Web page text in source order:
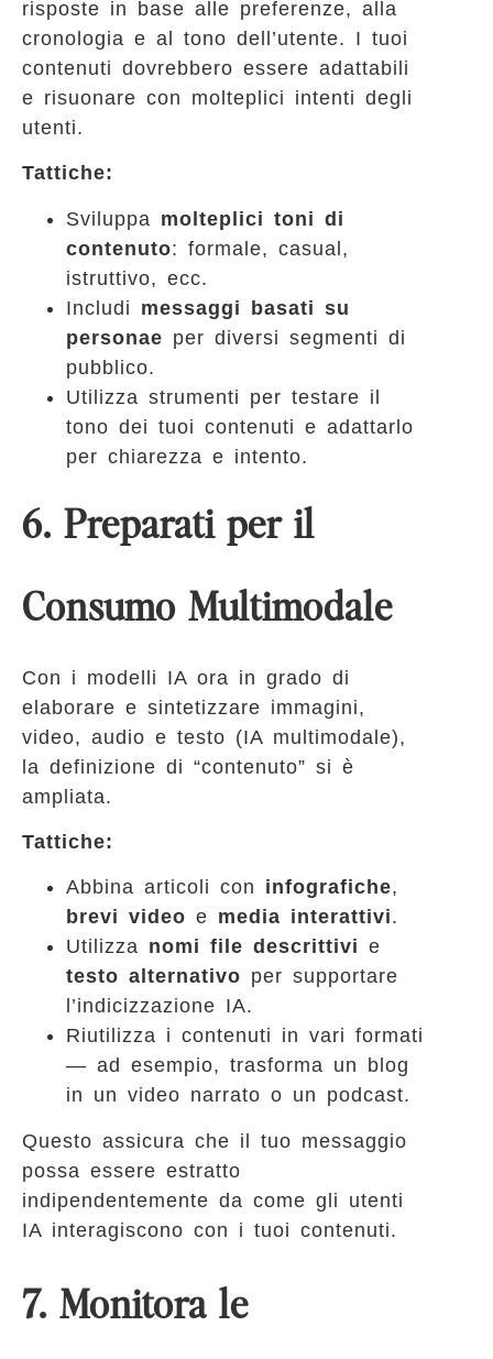
risposte in base alle preferenze, alla
cronologia e al tono dell’utente. I tuoi
contenuti dovrebbero essere adattabili
e risuonare con molteplici intenti degli
utenti.
Tattiche:
Sviluppa molteplici toni di
contenuto: formale, casual,
istruttivo, ecc.
Includi messaggi basati su
personae per diversi segmenti di
pubblico.
Utilizza strumenti per testare il
tono dei tuoi contenuti e adattarlo
per chiarezza e intento.
6. Preparati per il
Consumo Multimodale
Con i modelli IA ora in grado di
elaborare e sintetizzare immagini,
video, audio e testo (IA multimodale),
la definizione di “contenuto” si è
ampliata.
Tattiche:
Abbina articoli con infografiche,
brevi video e media interattivi.
Utilizza nomi file descrittivi e
testo alternativo per supportare
l’indicizzazione IA.
Riutilizza i contenuti in vari formati
— ad esempio, trasforma un blog
in un video narrato o un podcast.
Questo assicura che il tuo messaggio
possa essere estratto
indipendentemente da come gli utenti
IA interagiscono con i tuoi contenuti.
7. Monitora le